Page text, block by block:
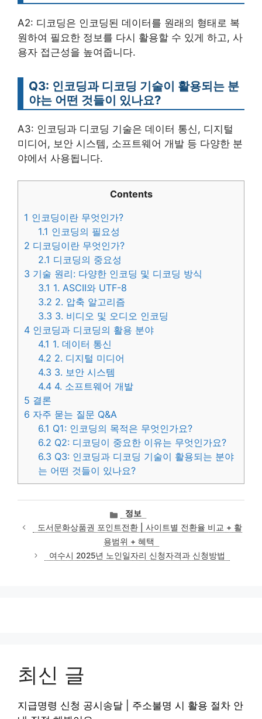
A2: 디코딩은 인코딩된 데이터를 원래의 형태로 복
원하여 필요한 정보를 다시 활용할 수 있게 하고, 사
용자 접근성을 높여줍니다.
Q3: 인코딩과 디코딩 기술이 활용되는 분
야는 어떤 것들이 있나요?
A3: 인코딩과 디코딩 기술은 데이터 통신, 디지털
미디어, 보안 시스템, 소프트웨어 개발 등 다양한 분
야에서 사용됩니다.
Contents
1 인코딩이란 무엇인가?
1.1 인코딩의 필요성
2 디코딩이란 무엇인가?
2.1 디코딩의 중요성
3 기술 원리: 다양한 인코딩 및 디코딩 방식
3.1 1. ASCII와 UTF-8
3.2 2. 압축 알고리즘
3.3 3. 비디오 및 오디오 인코딩
4 인코딩과 디코딩의 활용 분야
4.1 1. 데이터 통신
4.2 2. 디지털 미디어
4.3 3. 보안 시스템
4.4 4. 소프트웨어 개발
5 결론
6 자주 묻는 질문 Q&A
6.1 Q1: 인코딩의 목적은 무엇인가요?
6.2 Q2: 디코딩이 중요한 이유는 무엇인가요?
6.3 Q3: 인코딩과 디코딩 기술이 활용되는 분야
는 어떤 것들이 있나요?
카
테
고
리
정보
도서문화상품권 포인트전환 | 사이트별 전환율 비교 + 활
용범위 + 혜택
여수시 2025년 노인일자리 신청자격과 신청방법
최신 글
지급명령 신청 공시송달 | 주소불명 시 활용 절차 안